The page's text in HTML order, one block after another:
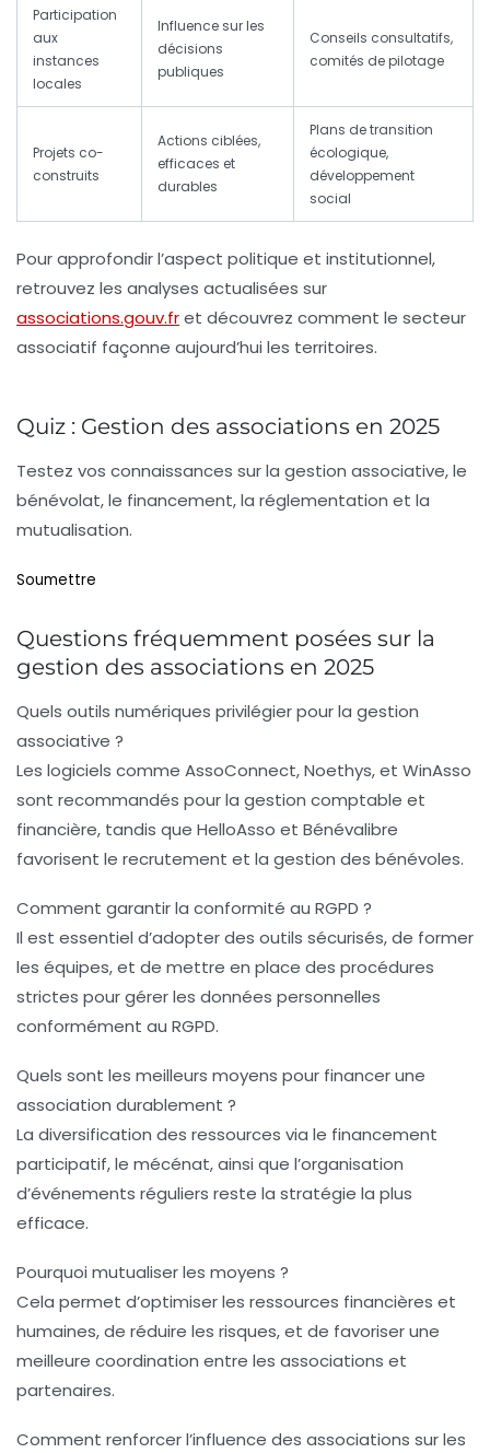
Participation
aux
instances
locales
Influence sur les
décisions
publiques
Conseils consultatifs,
comités de pilotage
Projets co-
construits
Actions ciblées,
efficaces et
durables
Plans de transition
écologique,
développement
social
Pour approfondir l’aspect politique et institutionnel,
retrouvez les analyses actualisées sur
associations.gouv.fret découvrez comment le secteur
associatif façonne aujourd’hui les territoires.
Quiz : Gestion des associations en 2025
Testez vos connaissances sur la gestion associative, le
bénévolat, le financement, la réglementation et la
mutualisation.
Soumettre
Questions fréquemment posées sur la
gestion des associations en 2025
Quels outils numériques privilégier pour la gestion
associative ?
Les logiciels comme AssoConnect,Noethys, et WinAsso
sont recommandés pour la gestion comptable et
financière, tandis que HelloAsso et Bénévalibre
favorisent le recrutement et la gestion des bénévoles.
Comment garantir la conformité au RGPD ?
Il est essentiel d’adopter des outils sécurisés, de former
les équipes, et de mettre en place des procédures
strictes pour gérer les données personnelles
conformément au RGPD.
Quels sont les meilleurs moyens pour financer une
association durablement ?
La diversification des ressources via le financement
participatif, le mécénat, ainsi que l’organisation
d’événements réguliers reste la stratégie la plus
efficace.
Pourquoi mutualiser les moyens ?
Cela permet d’optimiser les ressources financières et
humaines, de réduire les risques, et de favoriser une
meilleure coordination entre les associations et
partenaires.
Comment renforcer l’influence des associations sur les